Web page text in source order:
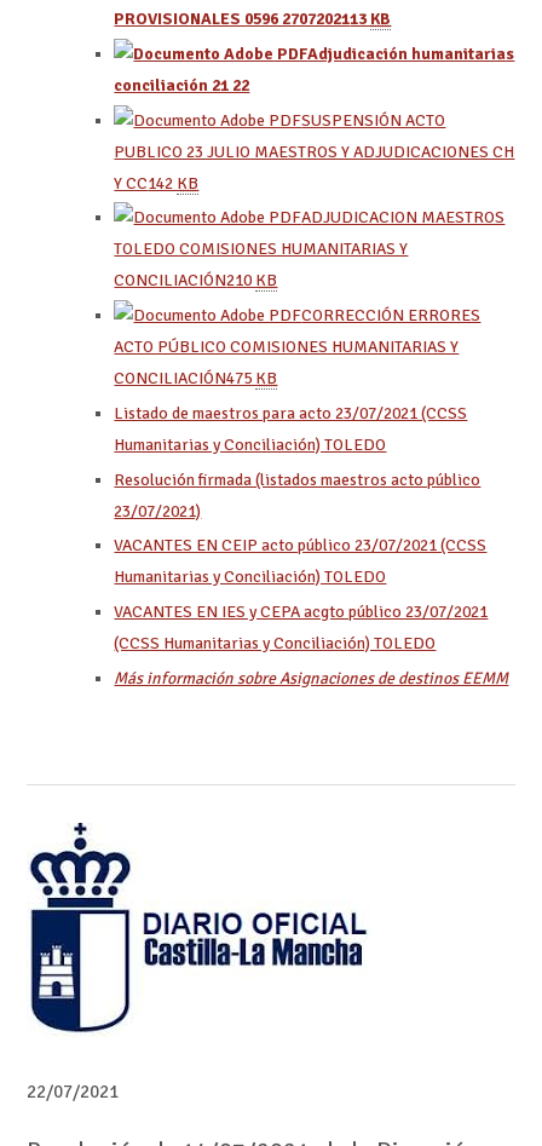
PROVISIONALES 0596 2707202113 KB
Adjudicación humanitarias
conciliación 21 22
SUSPENSIÓN ACTO
PUBLICO 23 JULIO MAESTROS Y ADJUDICACIONES CH
Y CC142 KB
ADJUDICACION MAESTROS
TOLEDO COMISIONES HUMANITARIAS Y
CONCILIACIÓN210 KB
CORRECCIÓN ERRORES
ACTO PÚBLICO COMISIONES HUMANITARIAS Y
CONCILIACIÓN475 KB
Listado de maestros para acto 23/07/2021 (CCSS
Humanitarias y Conciliación) TOLEDO
Resolución firmada (listados maestros acto público
23/07/2021)
VACANTES EN CEIP acto público 23/07/2021 (CCSS
Humanitarias y Conciliación) TOLEDO
VACANTES EN IES y CEPA acgto público 23/07/2021
(CCSS Humanitarias y Conciliación) TOLEDO
Más información sobre Asignaciones de destinos EEMM
22/07/2021